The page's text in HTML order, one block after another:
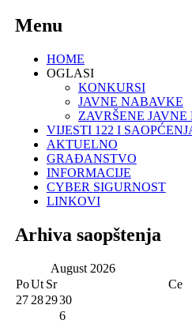
Menu
HOME
OGLASI
KONKURSI
JAVNE NABAVKE
ZAVRŠENE
VIJESTI 122 I
AKTUELNO
GRAĐANSTVO
INFORMACIJE
CYBER SIGURNOST
LINKOVI
Arhiva saopštenja
August 2026
PoUt Sr Ce
27282930
6